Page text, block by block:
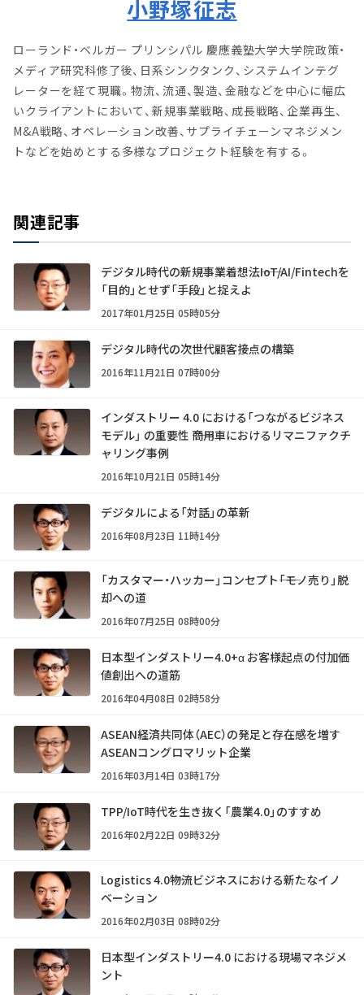
小野塚征志
ローランド・ベルガー プリンシパル 慶應義塾大学大学院政策・
メディア研究科修了後、日系シンクタンク、システムインテグ
レーターを経て現職。物流、流通、製造、金融などを中心に幅広
いクライアントにおいて、新規事業戦略、成長戦略、企業再生、
M&A戦略、オペレーション改善、サプライチェーンマネジメン
トなどを始めとする多様なプロジェクト経験を有する。
関連記事
デジタル時代の新規事業着想法――IoT/AI/Fintechを
「目的」とせず「手段」と捉えよ
2017年01月25日 05時05分
デジタル時代の次世代顧客接点の構築
2016年11月21日 07時00分
インダストリー 4.0 における「つながるビジネス
モデル」 の重要性 ――商用車におけるリマニファクチ
ャリング事例
2016年10月21日 05時14分
デジタルによる「対話」の革新
2016年08月23日 11時14分
「カスタマー・ハッカー」コンセプト――「モノ売り」脱
却への道
2016年07月25日 08時00分
日本型インダストリー4.0+α お客様起点の付加価
値創出への道筋
2016年04月08日 02時58分
ASEAN経済共同体（AEC）の発足と存在感を増す
ASEANコングロマリット企業
2016年03月14日 03時17分
TPP/IoT時代を生き抜く「農業4.0」のすすめ
2016年02月22日 09時32分
Logistics 4.0――物流ビジネスにおける新たなイノ
ベーション
2016年02月03日 08時02分
日本型インダストリー4.0 における現場マネジメ
ント